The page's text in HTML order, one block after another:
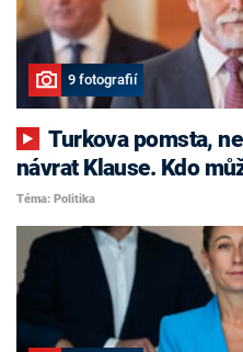
9 fotografií
Turkova pomsta, nekonfliktní Havlíček i
návrat Klause. Kdo
Téma: Politika